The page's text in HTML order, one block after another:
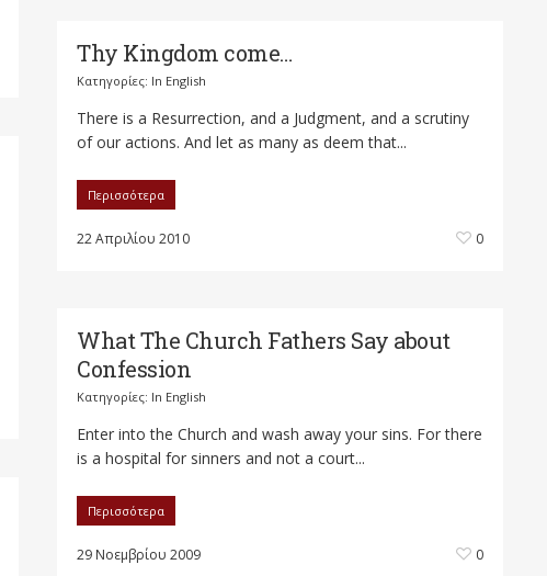
Thy Kingdom come…
Κατηγορίες: In English
There is a Resurrection, and a Judgment, and a scrutiny
of our actions. And let as many as deem that...
Περισσότερα
22 Απριλίου 2010 0
What The Church Fathers Say about
Confession
Κατηγορίες: In English
Enter into the Church and wash away your sins. For there
is a hospital for sinners and not a court...
Περισσότερα
29 Νοεμβρίου 2009 0